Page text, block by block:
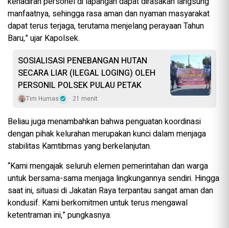
manfaatnya, sehingga rasa aman dan nyaman masyarakat
dapat terus terjaga, terutama menjelang perayaan Tahun
Baru,” ujar Kapolsek.
SOSIALISASI PENEBANGAN HUTAN
SECARA LIAR (ILEGAL LOGING) OLEH
PERSONIL POLSEK PULAU PETAK
Tim Humas 21 menit
Beliau juga menambahkan bahwa penguatan koordinasi
dengan pihak kelurahan merupakan kunci dalam menjaga
stabilitas Kamtibmas yang berkelanjutan.
“Kami mengajak seluruh elemen pemerintahan dan warga
untuk bersama-sama menjaga lingkungannya sendiri. Hingga
saat ini, situasi di Jakatan Raya terpantau sangat aman dan
kondusif. Kami berkomitmen untuk terus mengawal
ketentraman ini,” pungkasnya.